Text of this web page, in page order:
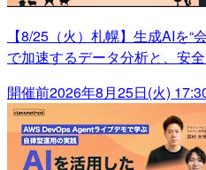
【8/25（火）札幌】生成AIを“
で加速するデータ分析と、安
開催前2026年8月25日(火)